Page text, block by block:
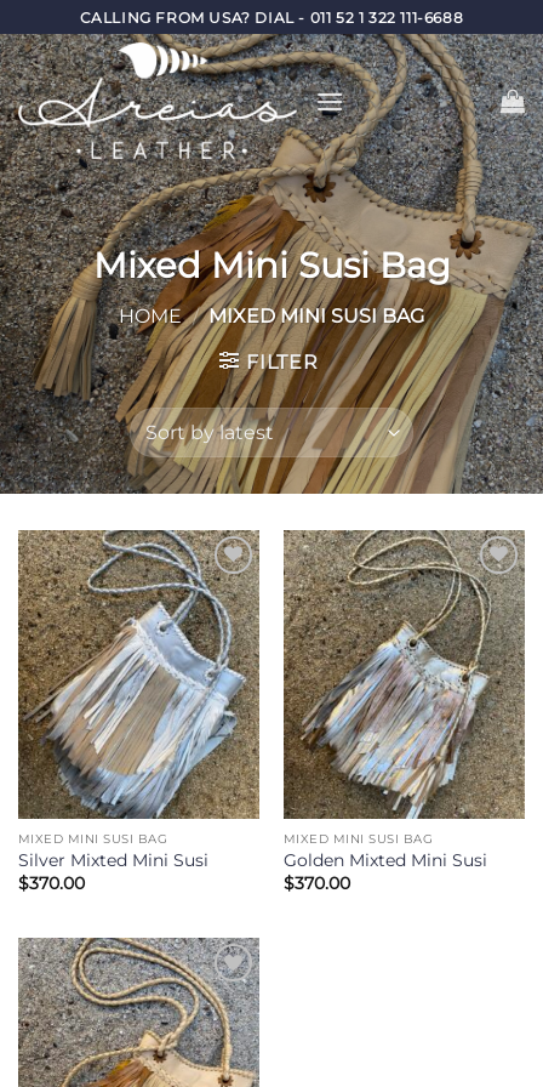
to
content
CALLING FROM USA? DIAL - 011 52 1 322 111-6688
Mixed Mini Susi Bag
HOME / MIXED MINI SUSI BAG
FILTER
Add to
Wishlist
MIXED MINI SUSI BAG
Silver Mixted Mini Susi
$370.00
Add to
Wishlist
MIXED MINI SUSI BAG
Golden Mixted Mini Susi
$370.00
Add to
Wishlist